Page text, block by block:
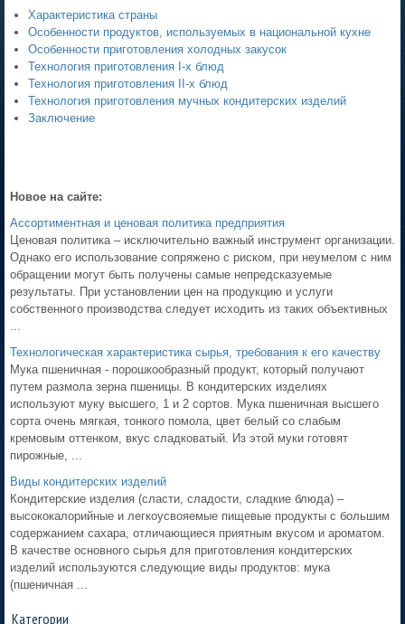
Характеристика страны
Особенности продуктов, используемых в национальной кухне
Особенности приготовления холодных закусок
Технология приготовления I-х блюд
Технология приготовления II-х блюд
Технология приготовления мучных кондитерских изделий
Заключение
Новое на сайте:
Ассортиментная и ценовая политика предприятия
Ценовая политика – исключительно важный инструмент организации.
Однако его использование сопряжено с риском, при неумелом с ним
обращении могут быть получены самые непредсказуемые
результаты. При установлении цен на продукцию и услуги
собственного производства следует исходить из таких объективных
...
Технологическая характеристика сырья, требования к его качеству
Мука пшеничная - порошкообразный продукт, который получают
путем размола зерна пшеницы. В кондитерских изделиях
используют муку высшего, 1 и 2 сортов. Мука пшеничная высшего
сорта очень мягкая, тонкого помола, цвет белый со слабым
кремовым оттенком, вкус сладковатый. Из этой муки готовят
пирожные, ...
Виды кондитерских изделий
Кондитерские изделия (сласти, сладости, сладкие блюда) –
высококалорийные и легкоусвояемые пищевые продукты с большим
содержанием сахара, отличающиеся приятным вкусом и ароматом.
В качестве основного сырья для приготовления кондитерских
изделий используются следующие виды продуктов: мука
(пшеничная ...
Категории